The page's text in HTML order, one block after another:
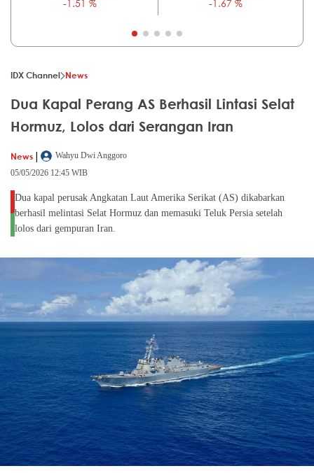
-1.51 %
-1.67 %
IDX Channel News
Dua Kapal Perang AS Berhasil Lintasi Selat
Hormuz, Lolos dari Serangan Iran
News |
Wahyu Dwi Anggoro
05/05/2026 12:45 WIB
Dua kapal perusak Angkatan Laut Amerika Serikat (AS) dikabarkan
berhasil melintasi Selat Hormuz dan memasuki Teluk Persia setelah
lolos dari gempuran Iran.